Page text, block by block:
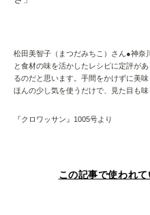
松田美智子（まつだみちこ）さん●神奈
と食材の味を活かしたレシピに定評が
るのだと思います。手間をかけずに美
ほんの少し気を使うだけで、見た目も味
『クロワッサン』1005号より
この記事で使われ